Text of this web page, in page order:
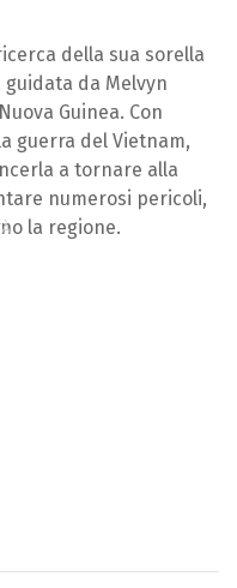
della sua sorella
da Melvyn
Guinea. Con
guerra del Vietnam,
a tornare alla
numerosi pericoli,
la regione.